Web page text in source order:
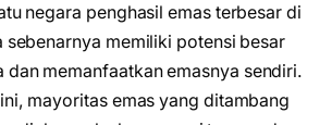
negara penghasil emas terbesar di
sebenarnya memiliki potensi besar
dan memanfaatkan emasnya sendiri.
mayoritas emas yang ditambang